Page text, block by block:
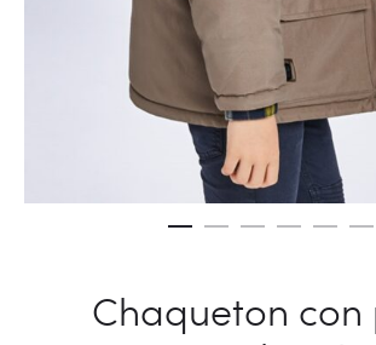
Chaqueton con